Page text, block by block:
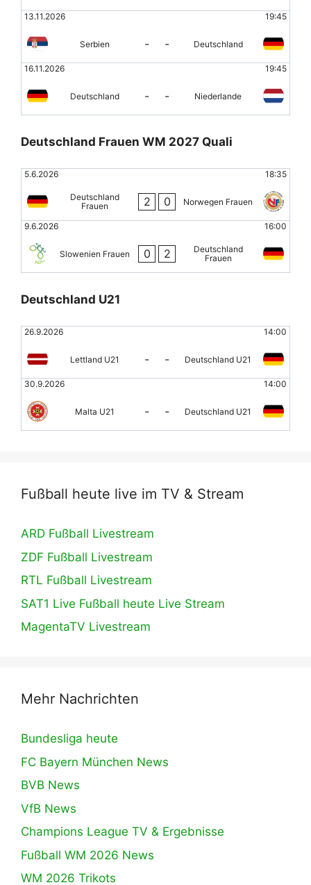
13.11.2026 19:45
Serbien - - Deutschland
16.11.2026 19:45
Deutschland - - Niederlande
Deutschland Frauen WM 2027 Quali
5.6.2026 18:35
Deutschland
Frauen
2 0 Norwegen Frauen
9.6.2026 16:00
Slowenien Frauen 0 2
Deutschland
Frauen
Deutschland U21
26.9.2026 14:00
Lettland U21 - - Deutschland U21
30.9.2026 14:00
Malta U21 - - Deutschland U21
Fußball heute live im TV & Stream
ARD Fußball Livestream
ZDF Fußball Livestream
RTL Fußball Livestream
SAT1 Live Fußball heute Live Stream
MagentaTV Livestream
Mehr Nachrichten
Bundesliga heute
FC Bayern München News
BVB News
VfB News
Champions League TV & Ergebnisse
Fußball WM 2026 News
WM 2026 Trikots